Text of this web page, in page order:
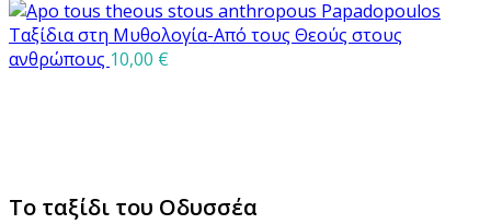
Ταξίδια στη Μυθολογία-Από τους Θεούς στους
ανθρώπους 10,00 €
Το ταξίδι του Οδυσσέα